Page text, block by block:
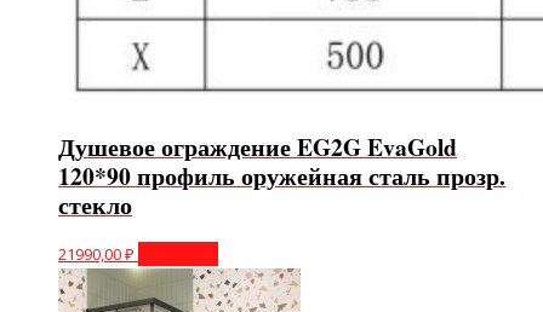
Душевое ограждение EG2G EvaGold
120*90 профиль оружейная сталь прозр.
стекло
21990,00₽